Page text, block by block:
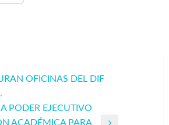
OFICINAS DEL DIF
PODER EJECUTIVO
ACADÉMICA PARA